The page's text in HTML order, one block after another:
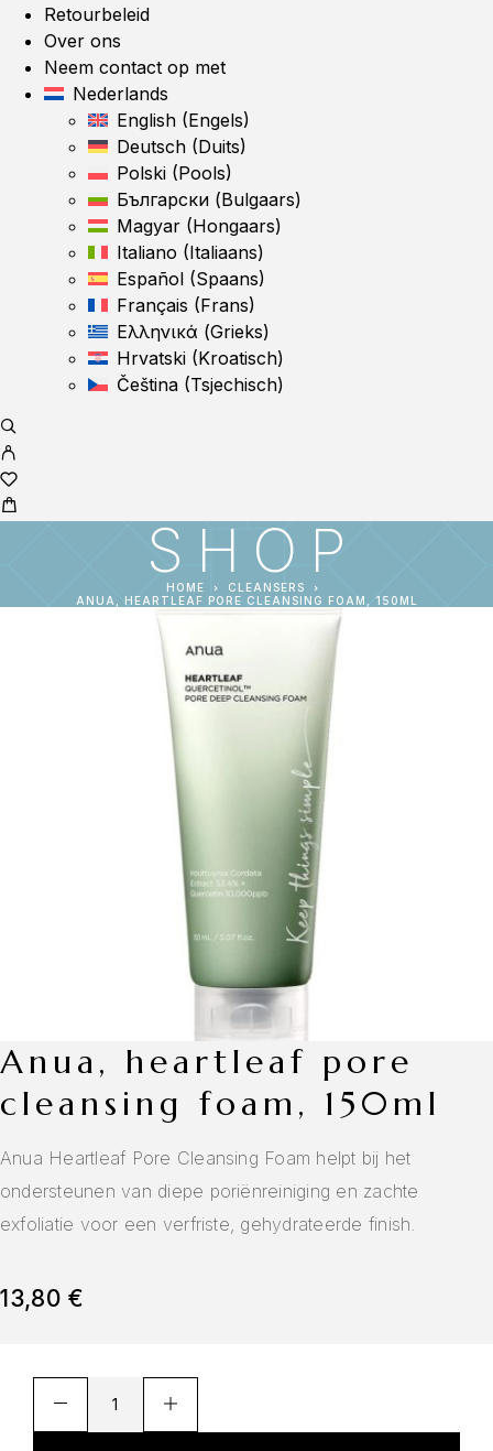
Retourbeleid
Over ons
Neem contact op met
Nederlands
English (Engels)
Deutsch (Duits)
Polski (Pools)
Български (Bulgaars)
Magyar (Hongaars)
Italiano (Italiaans)
Español (Spaans)
Français (Frans)
Ελληνικά (Grieks)
Hrvatski (Kroatisch)
Čeština (Tsjechisch)
SHOP
HOME
CLEANSERS
ANUA, HEARTLEAF PORE CLEANSING FOAM, 150ML
anua, heartleaf pore
cleansing foam, 150ml
Anua Heartleaf Pore Cleansing Foam helpt bij het
ondersteunen van diepe poriënreiniging en zachte
exfoliatie voor een verfriste, gehydrateerde finish.
13,80 €